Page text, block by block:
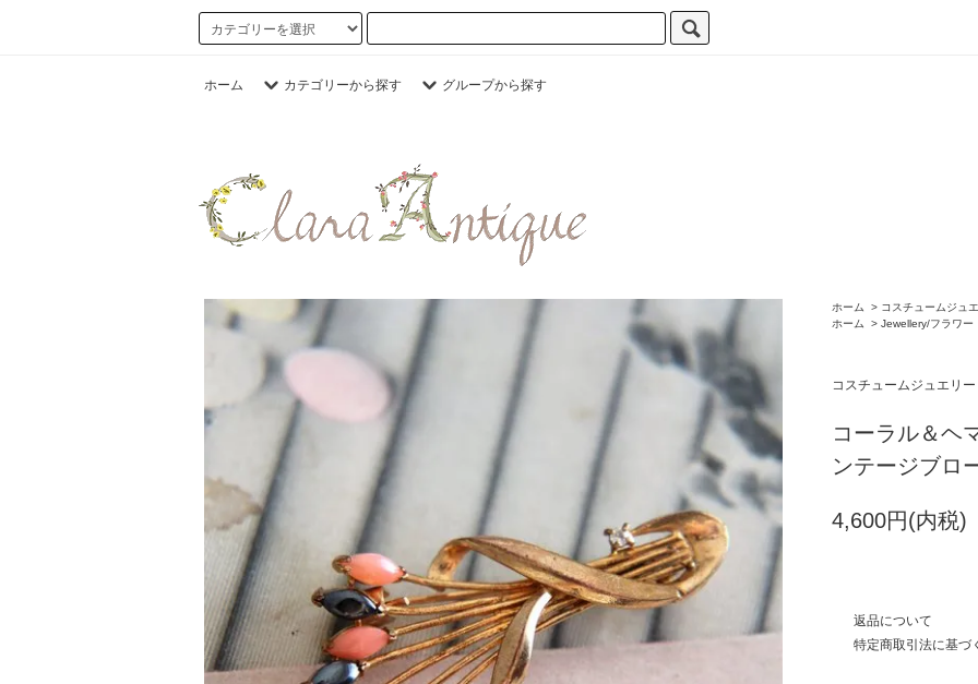
ホーム カテゴリーから探す グループから探す
ホーム > コスチュームジュ
ホーム
> Jewellery/フラワー
コスチュームジュエリー
コーラル＆ヘ
ンテージブロ
4,600円(内税)
返品について
特定商取引法に基づ